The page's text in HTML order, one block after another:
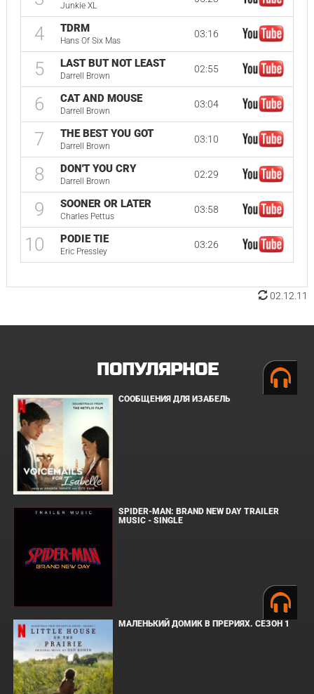
Junkie XL
4 TDRM
Hans Of Six Mas
03:16
5 LAST BUT NOT LEAST
Darrell Brown
02:55
6 CAT AND MOUSE
Darrell Brown
03:04
7 THE BEST YOU GOT
Darrell Brown
03:10
8 DON'T YOU CRY
Darrell Brown
02:29
9 SOONER OR LATER
Charles Pettus
03:58
10 PODIE TIE
Eric Pressley
03:26
02.12.11
ПОПУЛЯРНОЕ
СООБЩЕНИЯ ДЛЯ ИЗАБЕЛЬ
SPIDER-MAN: BRAND NEW DAY TRAILER
MUSIC - SINGLE
МАЛЕНЬКИЙ ДОМИК В ПРЕРИЯХ. СЕЗОН 1